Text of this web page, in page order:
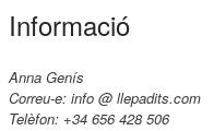
Informació
Anna Genís
Correu-e: info @ llepadits.com
Telèfon: +34 656 428 506